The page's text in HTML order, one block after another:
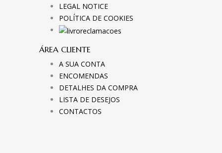
LEGAL NOTICE
POLÍTICA DE COOKIES
ÁREA CLIENTE
A SUA CONTA
ENCOMENDAS
DETALHES DA COMPRA
LISTA DE DESEJOS
CONTACTOS